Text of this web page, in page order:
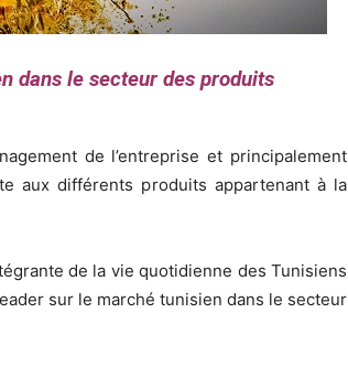
dans le secteur des produits
de l’entreprise et principalement
aux différents produits appartenant à la
de la vie quotidienne des Tunisiens
sur le marché tunisien dans le secteur